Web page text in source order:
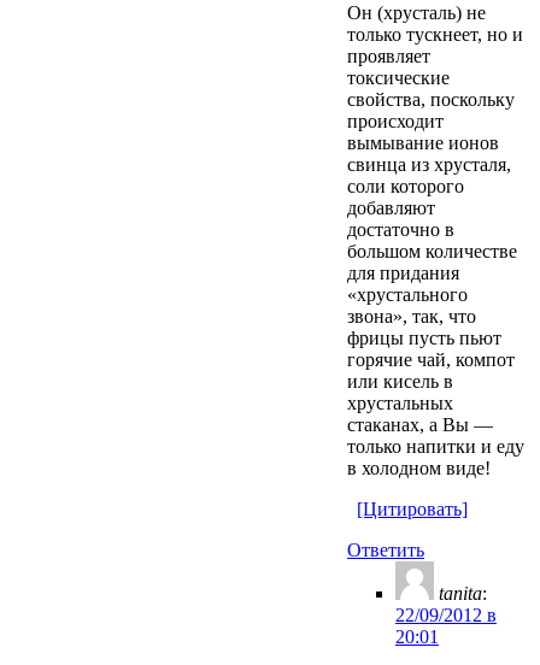
Он (хрусталь) не
только тускнеет, но и
проявляет
токсические
свойства, поскольку
происходит
вымывание ионов
свинца из хрусталя,
соли которого
добавляют
достаточно в
большом количестве
для придания
«хрустального
звона», так, что
фрицы пусть пьют
горячие чай, компот
или кисель в
хрустальных
стаканах, а Вы —
только напитки и еду
в холодном виде!
[Цитировать]
Ответить
tanita:
22/09/2012 в
20:01